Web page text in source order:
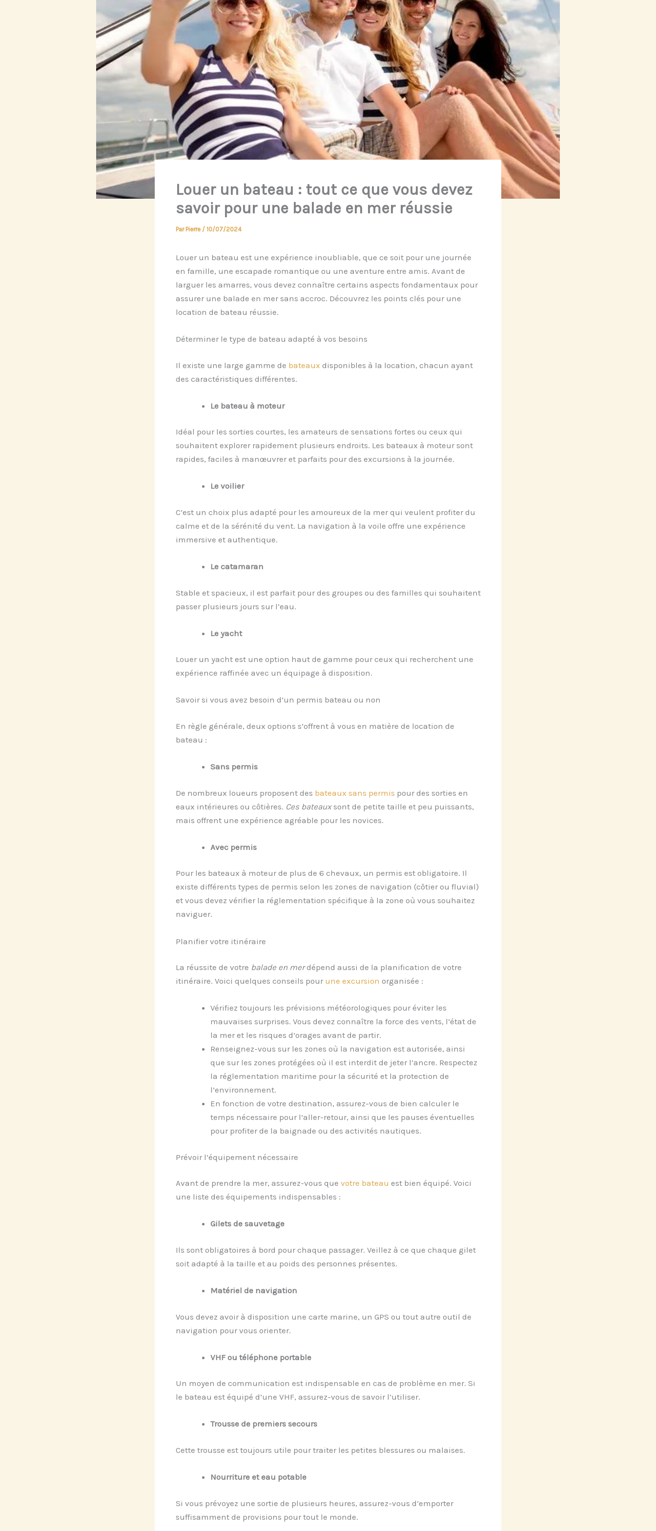
Louer un bateau : tout ce que vous devez
savoir pour une balade en mer réussie
Par Pierre / 10/07/2024
Louer un bateau est une expérience inoubliable, que ce soit pour une journée
en famille, une escapade romantique ou une aventure entre amis. Avant de
larguer les amarres, vous devez connaître certains aspects fondamentaux pour
assurer une balade en mer sans accroc. Découvrez les points clés pour une
location de bateau réussie.
Déterminer le type de bateau adapté à vos besoins
Il existe une large gamme de bateaux disponibles à la location, chacun ayant
des caractéristiques différentes.
Le bateau à moteur
Idéal pour les sorties courtes, les amateurs de sensations fortes ou ceux qui
souhaitent explorer rapidement plusieurs endroits. Les bateaux à moteur sont
rapides, faciles à manœuvrer et parfaits pour des excursions à la journée.
Le voilier
C’est un choix plus adapté pour les amoureux de la mer qui veulent profiter du
calme et de la sérénité du vent. La navigation à la voile offre une expérience
immersive et authentique.
Le catamaran
Stable et spacieux, il est parfait pour des groupes ou des familles qui souhaitent
passer plusieurs jours sur l’eau.
Le yacht
Louer un yacht est une option haut de gamme pour ceux qui recherchent une
expérience raffinée avec un équipage à disposition.
Savoir si vous avez besoin d’un permis bateau ou non
En règle générale, deux options s’offrent à vous en matière de location de
bateau :
Sans permis
De nombreux loueurs proposent des bateaux sans permis pour des sorties en
eaux intérieures ou côtières. Ces bateaux sont de petite taille et peu puissants,
mais offrent une expérience agréable pour les novices.
Avec permis
Pour les bateaux à moteur de plus de 6 chevaux, un permis est obligatoire. Il
existe différents types de permis selon les zones de navigation (côtier ou fluvial)
et vous devez vérifier la réglementation spécifique à la zone où vous souhaitez
naviguer.
Planifier votre itinéraire
La réussite de votre balade en merdépend aussi de la planification de votre
itinéraire. Voici quelques conseils pour une excursion organisée :
Vérifiez toujours les prévisions météorologiques pour éviter les
mauvaises surprises. Vous devez connaître la force des vents, l’état de
la mer et les risques d’orages avant de partir.
Renseignez-vous sur les zones où la navigation est autorisée, ainsi
que sur les zones protégées où il est interdit de jeter l’ancre. Respectez
la réglementation maritime pour la sécurité et la protection de
l’environnement.
En fonction de votre destination, assurez-vous de bien calculer le
temps nécessaire pour l’aller-retour, ainsi que les pauses éventuelles
pour profiter de la baignade ou des activités nautiques.
Prévoir l’équipement nécessaire
Avant de prendre la mer, assurez-vous que votre bateau est bien équipé. Voici
une liste des équipements indispensables :
Gilets de sauvetage
Ils sont obligatoires à bord pour chaque passager. Veillez à ce que chaque gilet
soit adapté à la taille et au poids des personnes présentes.
Matériel de navigation
Vous devez avoir à disposition une carte marine, un GPS ou tout autre outil de
navigation pour vous orienter.
VHF ou téléphone portable
Un moyen de communication est indispensable en cas de problème en mer. Si
le bateau est équipé d’une VHF, assurez-vous de savoir l’utiliser.
Trousse de premiers secours
Cette trousse est toujours utile pour traiter les petites blessures ou malaises.
Nourriture et eau potable
Si vous prévoyez une sortie de plusieurs heures, assurez-vous d’emporter
suffisamment de provisions pour tout le monde.